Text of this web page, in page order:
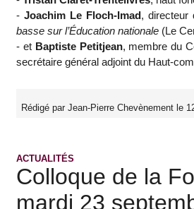
- Joachim Le Floch-Imad, directeur
basse sur l’Éducation nationale (Le
- et Baptiste Petitjean, membre du
secrétaire général adjoint du Haut-
Rédigé par Jean-Pierre Chevènement le
ACTUALITÉS
Colloque de la
mardi 23